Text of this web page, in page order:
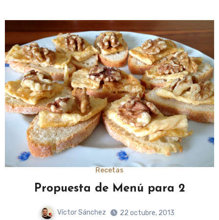
Recetas
Propuesta de Menú para 2
Víctor Sánchez
22 octubre, 2013